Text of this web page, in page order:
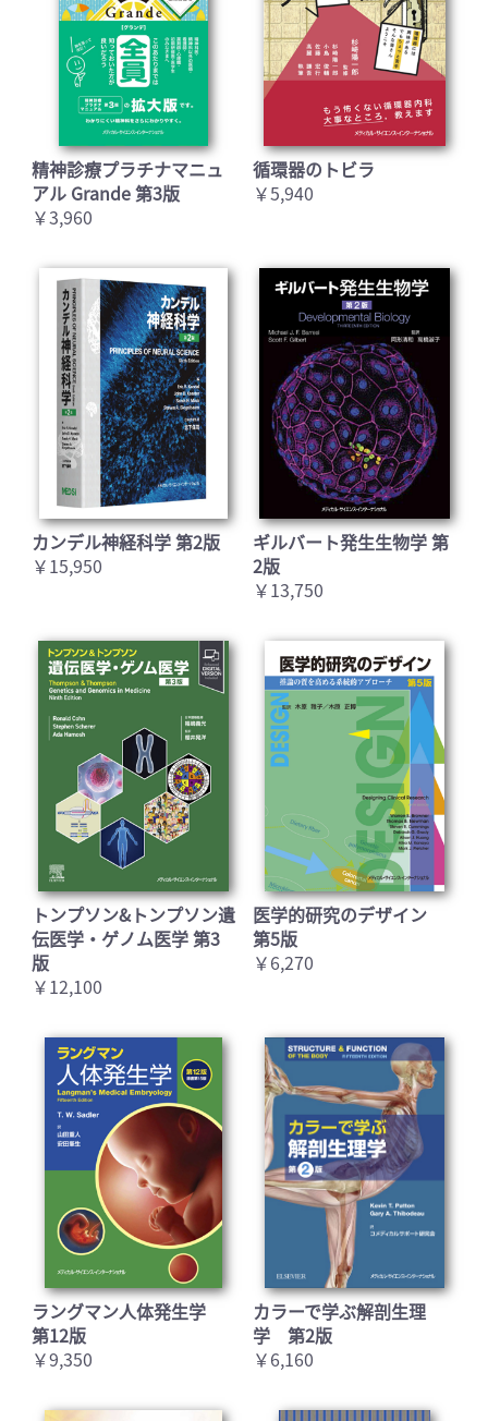
精神診療プラチナマニュ
アル Grande 第3版
￥3,960
循環器のトビラ
￥5,940
カンデル神経科学 第2版
￥15,950
ギルバート発生生物学 第
2版
￥13,750
トンプソン&トンプソン遺
伝医学・ゲノム医学 第3
版
￥12,100
医学的研究のデザイン
第5版
￥6,270
ラングマン人体発生学
第12版
￥9,350
カラーで学ぶ解剖生理
学 第2版
￥6,160